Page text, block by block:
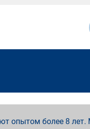
опытом более 8